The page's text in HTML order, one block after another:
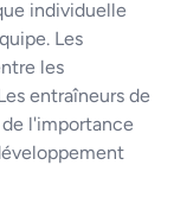
individuelle
Les
les
entraîneurs de
l'importance